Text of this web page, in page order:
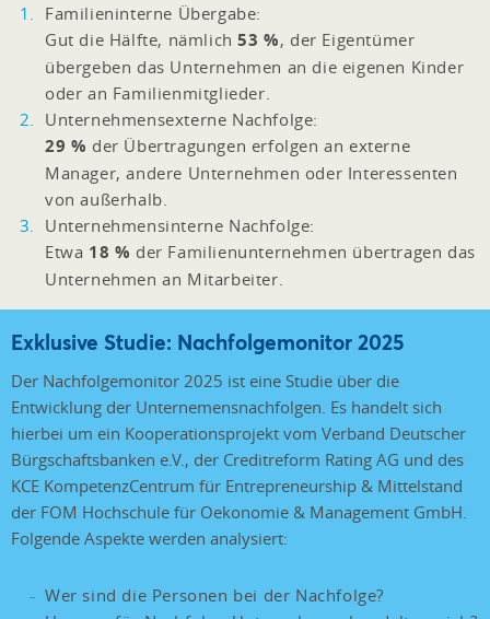
Familieninterne Übergabe:
Gut die Hälfte, nämlich53 %, der Eigentümer
übergeben das Unternehmen an die eigenen Kinder
oder an Familienmitglieder.
Unternehmensexterne Nachfolge:
29 % der Übertragungen erfolgen an externe
Manager, andere Unternehmen oder Interessenten
von außerhalb.
Unternehmensinterne Nachfolge:
Etwa 18 % der Familienunternehmen übertragen das
Unternehmen an Mitarbeiter.
Exklusive Studie: Nachfolgemonitor 2025
Der Nachfolgemonitor 2025 ist eine Studie über die
Entwicklung der Unternemensnachfolgen. Es handelt sich
hierbei um ein Kooperationsprojekt vom Verband Deutscher
Bürgschaftsbanken e.V., der Creditreform Rating AG und des
KCE KompetenzCentrum für Entrepreneurship & Mittelstand
der FOM Hochschule für Oekonomie & Management GmbH.
Folgende Aspekte werden analysiert:
Wer sind die Personen bei der Nachfolge?